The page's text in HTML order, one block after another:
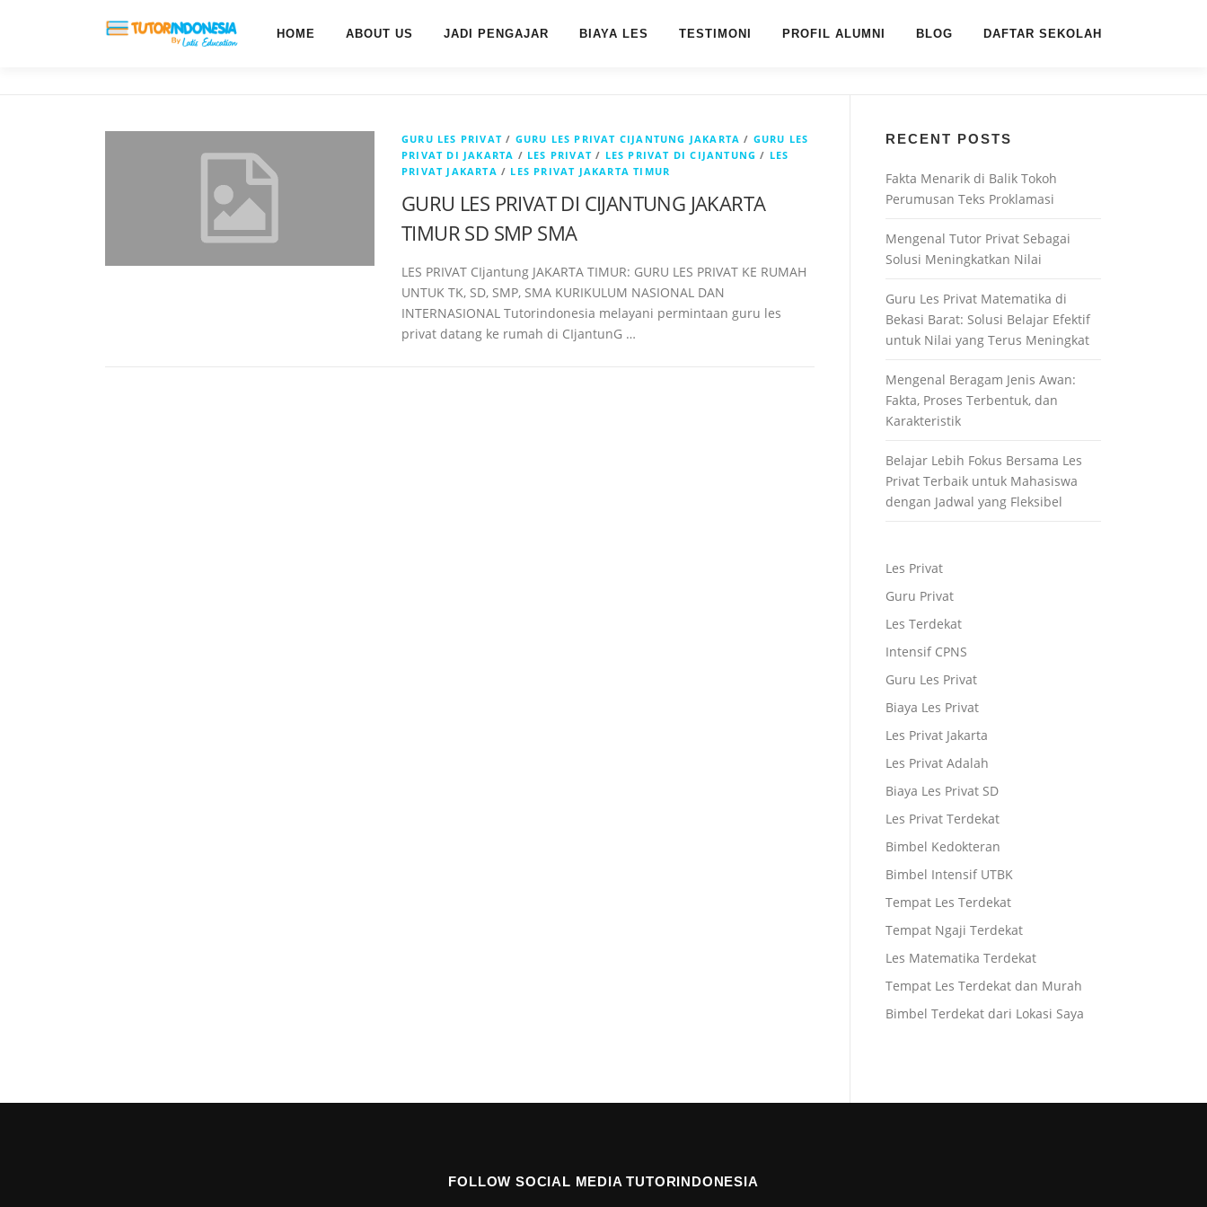
HOME ABOUT US JADI PENGAJAR BIAYA LES TESTIMONI PROFIL ALUMNI BLOG DAFTAR SEKOLAH
GURU LES PRIVAT / GURU LES PRIVAT CIJANTUNG JAKARTA / GURU LES
PRIVAT DI JAKARTA / LES PRIVAT / LES PRIVAT DI CIJANTUNG / LES
PRIVAT JAKARTA / LES PRIVAT JAKARTA TIMUR
GURU LES PRIVAT DI CIJANTUNG JAKARTA
TIMUR SD SMP SMA
LES PRIVAT CIjantung JAKARTA TIMUR: GURU LES PRIVAT KE RUMAH
UNTUK TK, SD, SMP, SMA KURIKULUM NASIONAL DAN
INTERNASIONAL Tutorindonesia melayani permintaan guru les
privat datang ke rumah di CIjantunG …
RECENT POSTS
Fakta Menarik di Balik Tokoh
Perumusan Teks Proklamasi
Mengenal Tutor Privat Sebagai
Solusi Meningkatkan Nilai
Guru Les Privat Matematika di
Bekasi Barat: Solusi Belajar Efektif
untuk Nilai yang Terus Meningkat
Mengenal Beragam Jenis Awan:
Fakta, Proses Terbentuk, dan
Karakteristik
Belajar Lebih Fokus Bersama Les
Privat Terbaik untuk Mahasiswa
dengan Jadwal yang Fleksibel
Les Privat
Guru Privat
Les Terdekat
Intensif CPNS
Guru Les Privat
Biaya Les Privat
Les Privat Jakarta
Les Privat Adalah
Biaya Les Privat SD
Les Privat Terdekat
Bimbel Kedokteran
Bimbel Intensif UTBK
Tempat Les Terdekat
Tempat Ngaji Terdekat
Les Matematika Terdekat
Tempat Les Terdekat dan Murah
Bimbel Terdekat dari Lokasi Saya
FOLLOW SOCIAL MEDIA TUTORINDONESIA